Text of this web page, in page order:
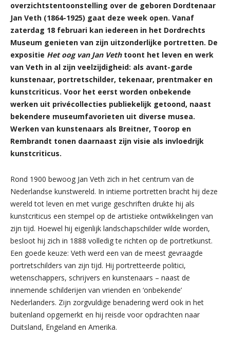
overzichtstentoonstelling over de geboren Dordtenaar
Jan Veth (1864-1925) gaat deze week open. Vanaf
zaterdag 18 februari kan iedereen in het Dordrechts
Museum genieten van zijn uitzonderlijke portretten. De
expositie Het oog van Jan Vethtoont het leven en werk
van Veth in al zijn veelzijdigheid: als avant-garde
kunstenaar, portretschilder, tekenaar, prentmaker en
kunstcriticus. Voor het eerst worden onbekende
werken uit privécollecties publiekelijk getoond, naast
bekendere museumfavorieten uit diverse musea.
Werken van kunstenaars als Breitner, Toorop en
Rembrandt tonen daarnaast zijn visie als invloedrijk
kunstcriticus.
Rond 1900 bewoog Jan Veth zich in het centrum van de
Nederlandse kunstwereld. In intieme portretten bracht hij deze
wereld tot leven en met vurige geschriften drukte hij als
kunstcriticus een stempel op de artistieke ontwikkelingen van
zijn tijd. Hoewel hij eigenlijk landschapschilder wilde worden,
besloot hij zich in 1888 volledig te richten op de portretkunst.
Een goede keuze: Veth werd een van de meest gevraagde
portretschilders van zijn tijd. Hij portretteerde politici,
wetenschappers, schrijvers en kunstenaars – naast de
innemende schilderijen van vrienden en ‘onbekende’
Nederlanders. Zijn zorgvuldige benadering werd ook in het
buitenland opgemerkt en hij reisde voor opdrachten naar
Duitsland, Engeland en Amerika.